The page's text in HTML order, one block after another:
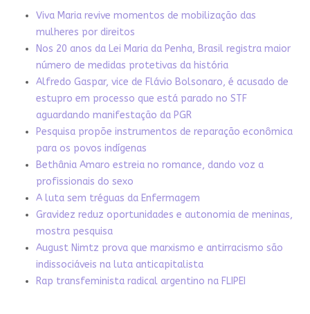
Viva Maria revive momentos de mobilização das
mulheres por direitos
Nos 20 anos da Lei Maria da Penha, Brasil registra maior
número de medidas protetivas da história
Alfredo Gaspar, vice de Flávio Bolsonaro, é acusado de
estupro em processo que está parado no STF
aguardando manifestação da PGR
Pesquisa propõe instrumentos de reparação econômica
para os povos indígenas
Bethânia Amaro estreia no romance, dando voz a
profissionais do sexo
A luta sem tréguas da Enfermagem
Gravidez reduz oportunidades e autonomia de meninas,
mostra pesquisa
August Nimtz prova que marxismo e antirracismo são
indissociáveis na luta anticapitalista
Rap transfeminista radical argentino na FLIPEI